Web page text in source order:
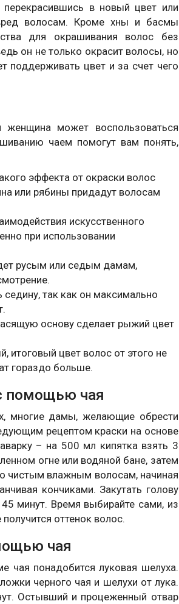
в новый цвет или
волосам. Кроме хны и басмы
для окрашивания волос без
он не только окрасит волосы, но
поддерживать цвет и за счет чего
может воспользоваться
чаем помогут вам понять,
эффекта от окраски волос
или рябины придадут волосам
искусственного
при использовании
русым или седым дамам,
так как он максимально
основу сделает рыжий цвет
итоговый цвет волос от этого не
гораздо больше.
помощью чая
многие дамы, желающие обрести
рецептом краски на основе
– на 500 мл кипятка взять 3
огне или водяной бане, затем
чистым влажным волосам, начиная
кончиками. Закутать голову
минут. Время выбирайте сами, из
оттенок волос.
чая
чая понадобится луковая шелуха.
черного чая и шелухи от лука.
Остывший и процеженный отвар